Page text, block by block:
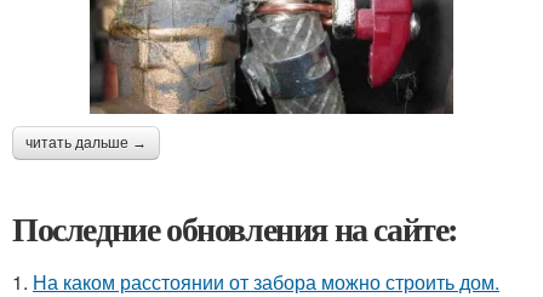
читать дальше →
Последние обновления на сайте:
1. На каком расстоянии от забора можно строить дом.